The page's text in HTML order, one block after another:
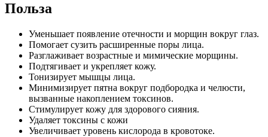
Польза
Уменьшает появление отечности и морщин вокруг глаз.
Помогает сузить расширенные поры лица.
Разглаживает возрастные и мимические морщины.
Подтягивает и укрепляет кожу.
Тонизирует мышцы лица.
Минимизирует пятна вокруг подбородка и челюсти,
вызванные накоплением токсинов.
Стимулирует кожу для здорового сияния.
Удаляет токсины с кожи
Увеличивает уровень кислорода в кровотоке.